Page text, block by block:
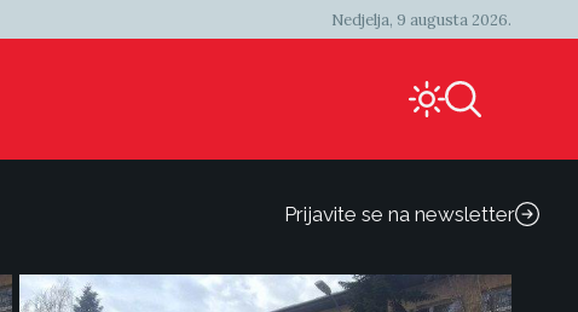
Nedjelja, 9 augusta 2026.
Prijavite se na newsletter